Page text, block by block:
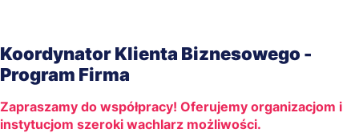
Koordynator Klienta Biznesowego -
Program Firma
Zapraszamy do współpracy! Oferujemy organizacjom i
instytucjom szeroki wachlarz możliwości.